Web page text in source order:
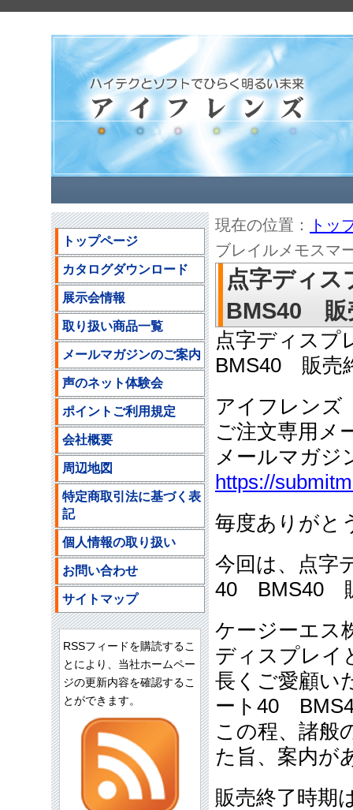
現在の位置：
トッ
ブレイルメモス
点字ディ
BMS40 販
点字ディス
BMS40 販売
アイフレン
ご注文専用
メールマガジ
https://
毎度ありがと
今回は、点字
40 BMS40
ケージーエス
ディスプレイ
長くご愛顧い
ート40
この程、諸般
た旨、案内が
販売終了時期
トップページ
カタログダウンロード
展示会情報
取り扱い商品一覧
メールマガジンのご案内
声のネット体験会
ポイントご利用規定
会社概要
周辺地図
特定商取引法に基づく表
記
個人情報の取り扱い
お問い合わせ
サイトマップ
RSSフィードを購読するこ
とにより、当社ホームペー
ジの更新内容を確認するこ
とができます。